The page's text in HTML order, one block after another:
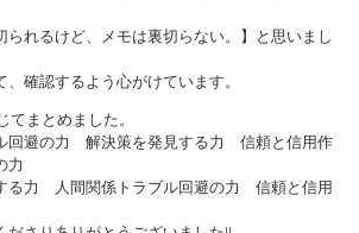
られるけど、メモは裏切らない。】と思いまし
確認するよう心がけています。
てまとめました。
回避の力 解決策を発見する力 信頼と信用作
力
る力 人間関係トラブル回避の力 信頼と信用